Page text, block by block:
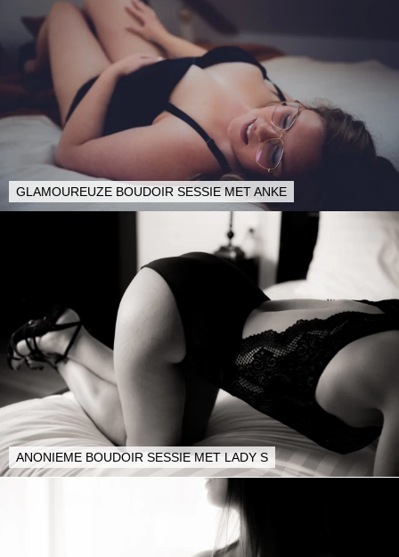
GLAMOUREUZE BOUDOIR SESSIE MET ANKE
ANONIEME BOUDOIR SESSIE MET LADY S